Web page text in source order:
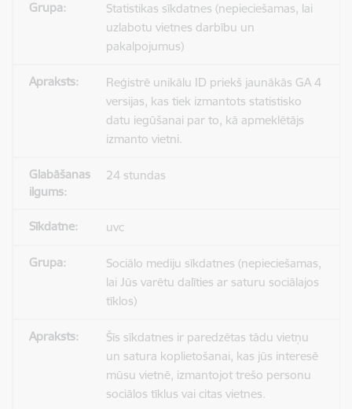
Statistikas sīkdatnes (nepieciešamas, lai
uzlabotu vietnes darbību un
pakalpojumus)
Reģistrē unikālu ID priekš jaunākās GA 4
versijas, kas tiek izmantots statistisko
datu iegūšanai par to, kā apmeklētājs
izmanto vietni.
24 stundas
uvc
Sociālo mediju sīkdatnes (nepieciešamas,
lai Jūs varētu dalīties ar saturu sociālajos
tīklos)
Šīs sīkdatnes ir paredzētas tādu vietņu
un satura koplietošanai, kas jūs interesē
mūsu vietnē, izmantojot trešo personu
sociālos tīklus vai citas vietnes.